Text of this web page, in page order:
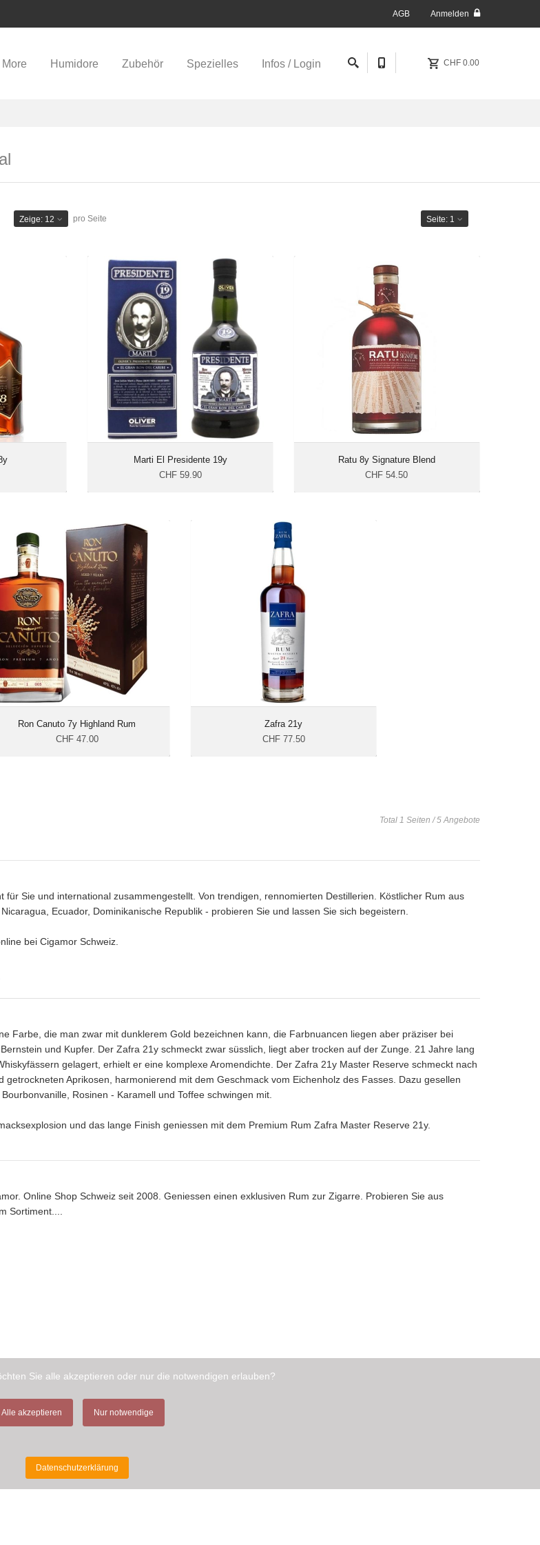
AGB Anmelden
CHF 0.00
Humidore Zubehör Spezielles Infos / Login
Zeige: 12 pro Seite Seite: 1
40%
70 cl
Nicaragua
Marti El Presidente 19y
CHF 59.90
Marti El Presidente 19y
CHF 59.90
Alkohohlgehalt: 40%
Flascheninhalt: 70 cl
Herkunft: Dominikanische
Republik
Ratu 8y Signature Blend
CHF 54.50
Ratu 8y Signature Blend
Alkohohlgehalt: 35%
Flascheninhalt: 70 cl
Herkunft: Fidschi
Ron Canuto 7y Highland Rum
CHF 47.00
Ron Canuto 7y Highland Rum
CHF 47.00
Alkohohlgehalt: 70%
Flascheninhalt: 70 cl
Herkunft: Ecuador
Zafra 21y
CHF 77.50
Alkohohlgehalt: 40%
Flascheninhalt: 70 cl
Herkunft: Panama
Total 1 Seiten / 5 Angebote
für Sie und international zusammengestellt. Von trendigen, rennomierten Destillerien. Köstlicher Rum aus
Ecuador, Dominikanische Republik - probieren Sie und lassen Sie sich begeistern.
bei Cigamor Schweiz.
Farbe, die man zwar mit dunklerem Gold bezeichnen kann, die Farbnuancen liegen aber präziser bei
und Kupfer. Der Zafra 21y schmeckt zwar süsslich, liegt aber trocken auf der Zunge. 21 Jahre lang
gelagert, erhielt er eine komplexe Aromendichte. Der Zafra 21y Master Reserve schmeckt nach
getrockneten Aprikosen, harmonierend mit dem Geschmack vom Eichenholz des Fasses. Dazu gesellen
Rosinen - Karamell und Toffee schwingen mit.
und das lange Finish geniessen mit dem Premium Rum Zafra Master Reserve 21y.
Online Shop Schweiz seit 2008. Geniessen einen exklusiven Rum zur Zigarre. Probieren Sie aus
Sortiment....
Sie alle akzeptieren oder nur die notwendigen erlauben?
Alle akzeptieren Nur notwendige
Datenschutzerklärung